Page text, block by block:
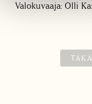
Valokuvaaja: Olli